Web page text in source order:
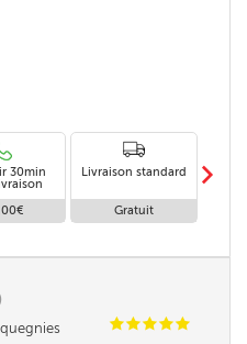
30min
Livraison standard
Gratuit
m
CCCCC